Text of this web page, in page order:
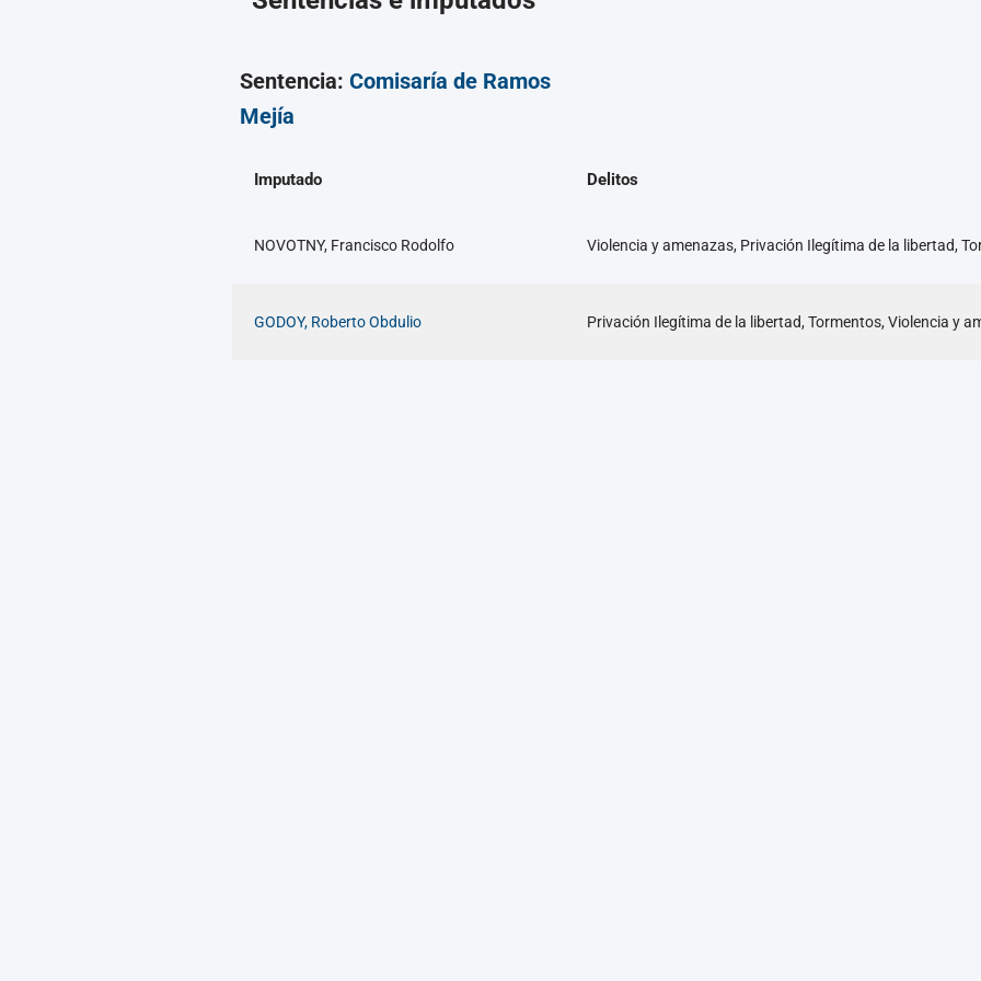
Sentencia: Comisaría de Ramos
Mejía
Imputado Delitos
NOVOTNY, Francisco Rodolfo Violencia y amenazas, Privación Ilegítima de la libertad,
GODOY, Roberto Obdulio Privación Ilegítima de la libertad, Tormentos, Violencia y